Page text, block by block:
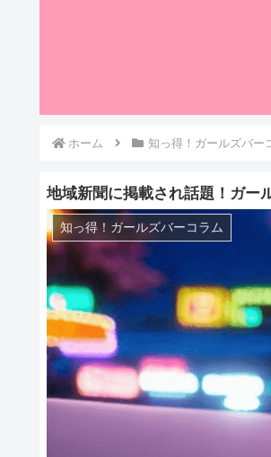
ホーム 知っ得！ガールズバー
地域新聞に掲載され話題！ガー
知っ得！ガールズバーコラム